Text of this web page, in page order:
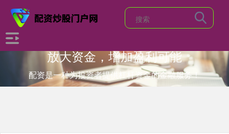
放大资金，增加盈利可能
配资是一种为投资者提供杠杆资金的金融服务！